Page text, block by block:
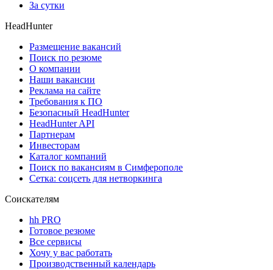
За сутки
HeadHunter
Размещение вакансий
Поиск по резюме
О компании
Наши вакансии
Реклама на сайте
Требования к ПО
Безопасный HeadHunter
HeadHunter API
Партнерам
Инвесторам
Каталог компаний
Поиск по вакансиям в Симферополе
Сетка: соцсеть для нетворкинга
Соискателям
hh PRO
Готовое резюме
Все сервисы
Хочу у вас работать
Производственный календарь